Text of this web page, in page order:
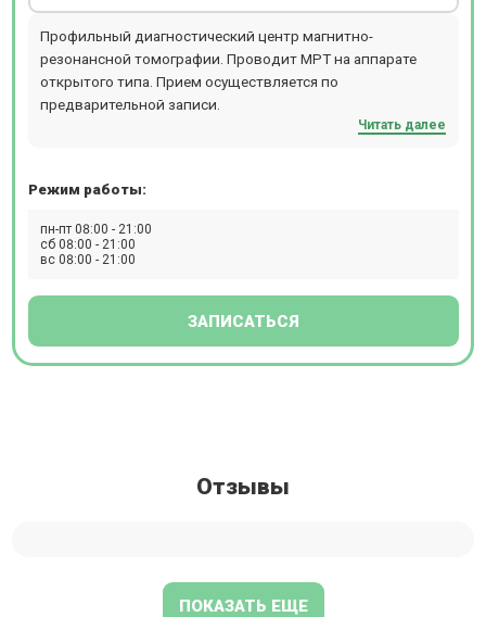
Профильный диагностический центр магнитно-
резонансной томографии. Проводит МРТ на аппарате
открытого типа. Прием осуществляется по
предварительной записи.
Читать далее
Режим работы:
пн-пт 08:00 - 21:00
сб 08:00 - 21:00
вс 08:00 - 21:00
ЗАПИСАТЬСЯ
Отзывы
ПОКАЗАТЬ ЕЩЕ